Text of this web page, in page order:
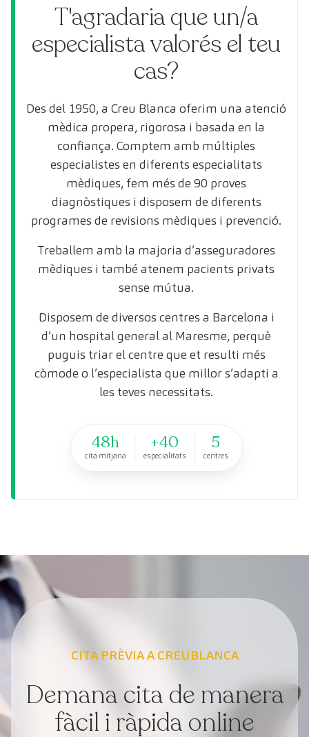
T'agradaria que un/a
especialista valorés el teu
cas?
Des del 1950, a Creu Blanca oferim una atenció
mèdica propera, rigorosa i basada en la
confiança. Comptem amb múltiples
especialistes en diferents especialitats
mèdiques, fem més de 90 proves
diagnòstiques i disposem de diferents
programes de revisions mèdiques i prevenció.
Treballem amb la majoria d’asseguradores
mèdiques i també atenem pacients privats
sense mútua.
Disposem de diversos centres a Barcelona i
d’un hospital general al Maresme, perquè
puguis triar el centre que et resulti més
còmode o l’especialista que millor s’adapti a
les teves necessitats.
48h
cita mitjana
+40
especialitats
5
centres
CITA PRÈVIA A CREUBLANCA
Demana cita de manera
fàcil i ràpida online